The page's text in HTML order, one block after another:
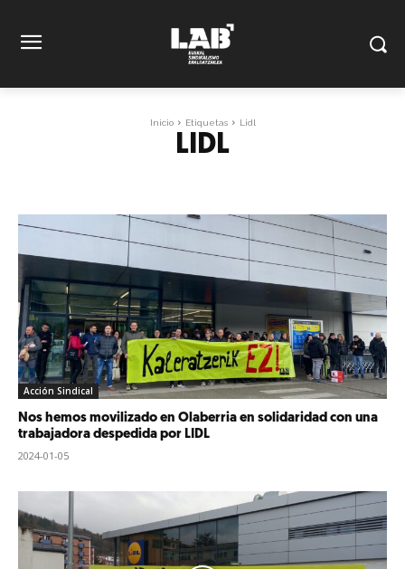
Inicio Etiquetas Lidl
LIDL
Acción Sindical
Nos hemos movilizado en Olaberria en solidaridad con una
trabajadora despedida por LIDL
2024-01-05